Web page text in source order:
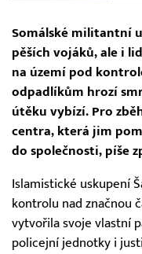
Somálské militantní
pěších vojáků, ale i
na území pod
odpadlíkům hrozí
útěku vybízí. Pro
centra, která jim
do společnosti, píše
Islamistické uskupení
kontrolu nad značnou
vytvořila svoje vlastní
policejní jednotky i